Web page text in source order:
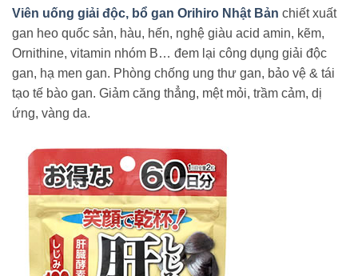
Viên uống giải độc, bổ gan Orihiro Nhật Bản chiết xuất
gan heo quốc sản, hàu, hến, nghệ giàu acid amin, kẽm,
Ornithine, vitamin nhóm B… đem lại công dụng giải độc
gan, hạ men gan. Phòng chống ung thư gan, bảo vệ & tái
tạo tế bào gan. Giảm căng thẳng, mệt mỏi, trầm cảm, dị
ứng, vàng da.